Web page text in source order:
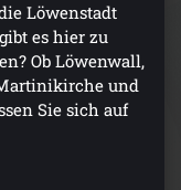
Löwenstadt
es hier zu
Ob Löwenwall,
und
Sie sich auf